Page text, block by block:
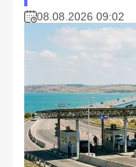
08.08.2026 09:02